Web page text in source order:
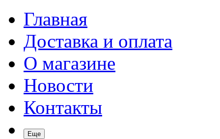
Главная
Доставка и оплата
О магазине
Новости
Контакты
Еще